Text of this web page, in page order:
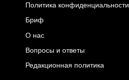
Политика конфиденциальности
Бриф
О нас
Вопросы и ответы
Редакционная политика